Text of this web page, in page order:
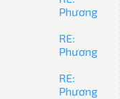
Phương
RE:
Phương
RE:
Phương